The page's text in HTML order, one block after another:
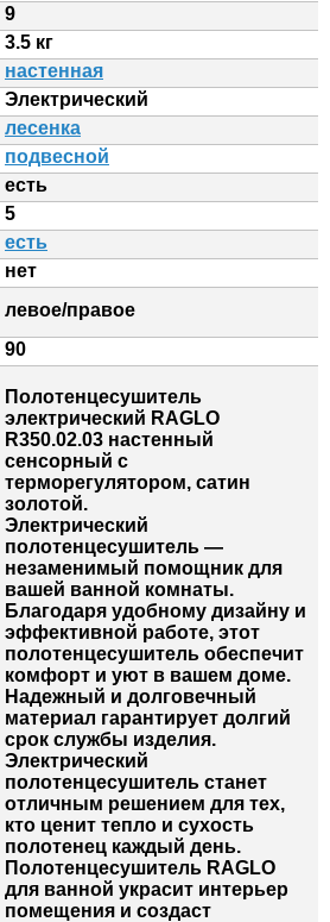
9
3.5 кг
настенная
Электрический
лесенка
подвесной
есть
5
есть
нет
левое/правое
90
Полотенцесушитель
электрический RAGLO
R350.02.03 настенный
сенсорный с
терморегулятором, сатин
золотой.
Электрический
полотенцесушитель —
незаменимый помощник для
вашей ванной комнаты.
Благодаря удобному дизайну и
эффективной работе, этот
полотенцесушитель обеспечит
комфорт и уют в вашем доме.
Надежный и долговечный
материал гарантирует долгий
срок службы изделия.
Электрический
полотенцесушитель станет
отличным решением для тех,
кто ценит тепло и сухость
полотенец каждый день.
Полотенцесушитель RAGLO
для ванной украсит интерьер
помещения и создаст